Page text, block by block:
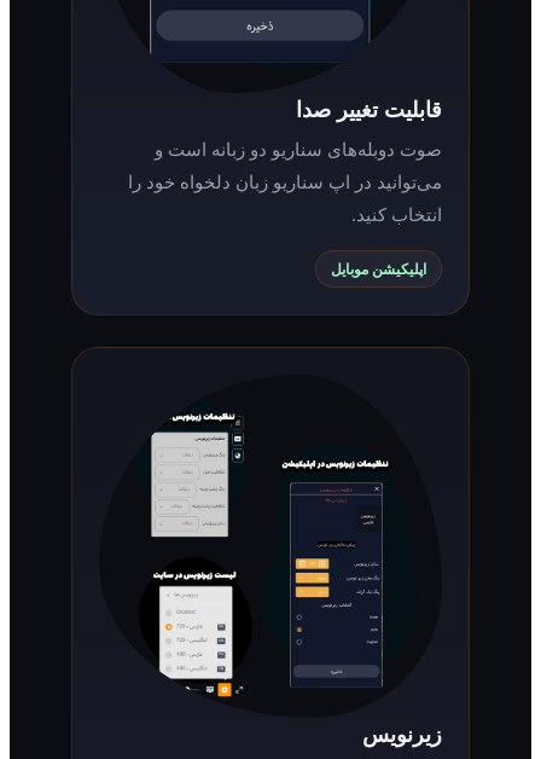
قابلیت تغییر صدا
صوت دوبله‌های سناریو دو زبانه است و
می‌توانید در اپ سناریو زبان دلخواه خود را
انتخاب کنید.
اپلیکیشن موبایل